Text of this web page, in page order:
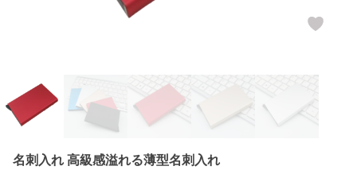
名刺入れ 高級感溢れる薄型名刺入れ